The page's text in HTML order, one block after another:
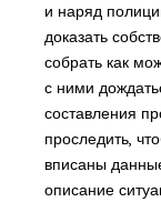
и наряд
доказать
собрать как
с ними
составления
проследить,
вписаны
описание